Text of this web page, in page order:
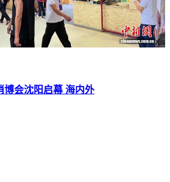
博会沈阳启幕 海内外